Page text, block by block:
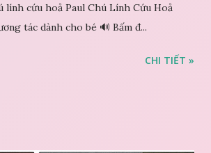
lính cứu hoả Paul Chú Lính Cứu Hoả
tác dành cho bé 🔊 Bấm đ...
CHI TIẾT »